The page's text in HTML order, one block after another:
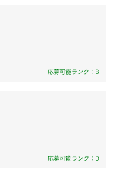
加入・雇用保険・労災
応募可能ランク：B
応募可能ランク：D